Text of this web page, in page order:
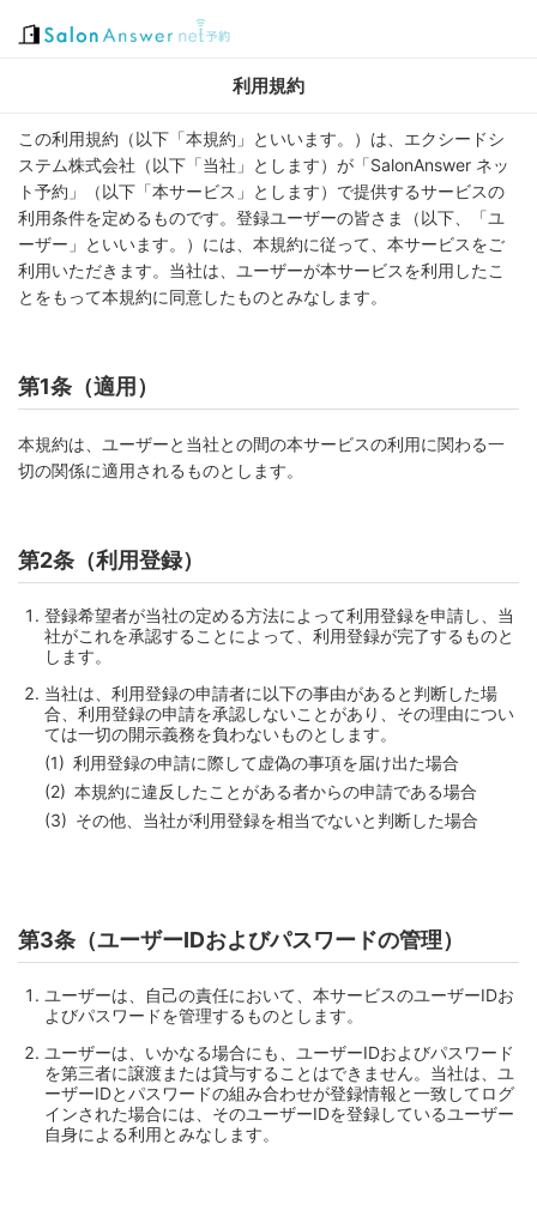
利用規約
この利用規約（以下「本規約」といいます。）は、エクシードシ
ステム株式会社（以下「当社」とします）が「SalonAnswer ネッ
ト予約」（以下「本サービス」とします）で提供するサービスの
利用条件を定めるものです。登録ユーザーの皆さま（以下、「ユ
ーザー」といいます。）には、本規約に従って、本サービスをご
利用いただきます。当社は、ユーザーが本サービスを利用したこ
とをもって本規約に同意したものとみなします。
第1条（適用）
本規約は、ユーザーと当社との間の本サービスの利用に関わる一
切の関係に適用されるものとします。
第2条（利用登録）
登録希望者が当社の定める方法によって利用登録を申請し、当
社がこれを承認することによって、利用登録が完了するものと
します。
当社は、利用登録の申請者に以下の事由があると判断した場
合、利用登録の申請を承認しないことがあり、その理由につい
ては一切の開示義務を負わないものとします。
利用登録の申請に際して虚偽の事項を届け出た場合
本規約に違反したことがある者からの申請である場合
その他、当社が利用登録を相当でないと判断した場合
第3条（ユーザーIDおよびパスワードの管理）
ユーザーは、自己の責任において、本サービスのユーザーIDお
よびパスワードを管理するものとします。
ユーザーは、いかなる場合にも、ユーザーIDおよびパスワード
を第三者に譲渡または貸与することはできません。当社は、ユ
ーザーIDとパスワードの組み合わせが登録情報と一致してログ
インされた場合には、そのユーザーIDを登録しているユーザー
自身による利用とみなします。